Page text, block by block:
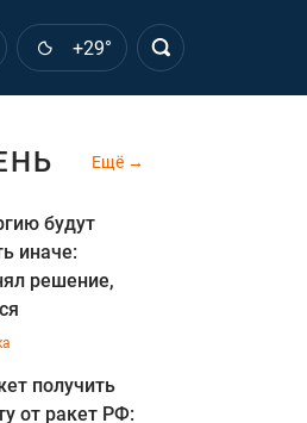
+29°
Ещё
будут
иначе:
решение,
получить
от ракет РФ: